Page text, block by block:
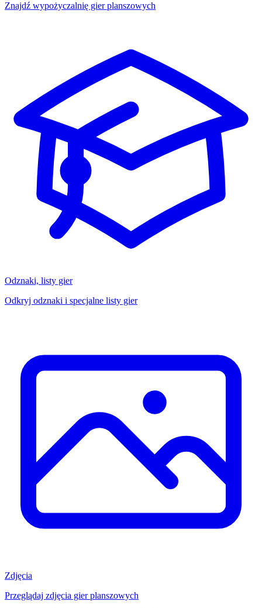
Znajdź wypożyczalnię gier planszowych
Odznaki, listy gier
Odkryj odznaki i specjalne listy gier
Zdjęcia
Przeglądaj zdjęcia gier planszowych